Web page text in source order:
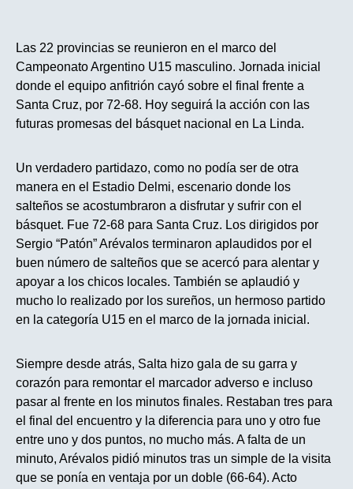
Las 22 provincias se reunieron en el marco del
Campeonato Argentino U15 masculino. Jornada inicial
donde el equipo anfitrión cayó sobre el final frente a
Santa Cruz, por 72-68. Hoy seguirá la acción con las
futuras promesas del básquet nacional en La Linda.
Un verdadero partidazo, como no podía ser de otra
manera en el Estadio Delmi, escenario donde los
salteños se acostumbraron a disfrutar y sufrir con el
básquet. Fue 72-68 para Santa Cruz. Los dirigidos por
Sergio “Patón” Arévalos terminaron aplaudidos por el
buen número de salteños que se acercó para alentar y
apoyar a los chicos locales. También se aplaudió y
mucho lo realizado por los sureños, un hermoso partido
en la categoría U15 en el marco de la jornada inicial.
Siempre desde atrás, Salta hizo gala de su garra y
corazón para remontar el marcador adverso e incluso
pasar al frente en los minutos finales. Restaban tres para
el final del encuentro y la diferencia para uno y otro fue
entre uno y dos puntos, no mucho más. A falta de un
minuto, Arévalos pidió minutos tras un simple de la visita
que se ponía en ventaja por un doble (66-64). Acto